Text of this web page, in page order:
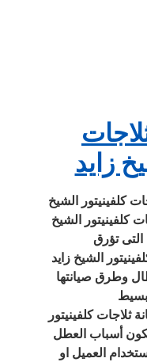
زايد
كلفينيتور الشيخ
كلفينيتور الشيخ
تؤرق
الشيخ زايد
وطرق صيانتها
ثلاجات كلفينيتور
أسباب العطل
العميل او